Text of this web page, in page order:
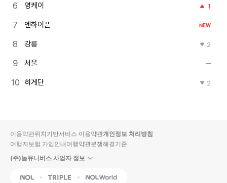
영케이 1
엔하이픈 NEW
강릉 2
서울
히게단 2
이용약관위치기반서비스 이용약관개인정보 처리방침
여행자보험 가입안내여행약관분쟁해결기준
(주)놀유니버스 사업자 정보
NOL Triple Interpark Global